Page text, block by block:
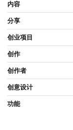
内容
分享
创业项目
创作
创作者
创意设计
功能